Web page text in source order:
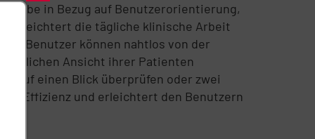
in Bezug auf Benutzerorientierung,
erleichtert die tägliche klinische Arbeit
Benutzer können nahtlos von der
Ansicht ihrer Patienten
auf einen Blick überprüfen oder zwei
Effizienz und erleichtert den Benutzern